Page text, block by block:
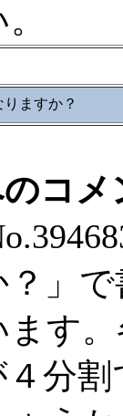
ますか？
のコメ
」
す
分